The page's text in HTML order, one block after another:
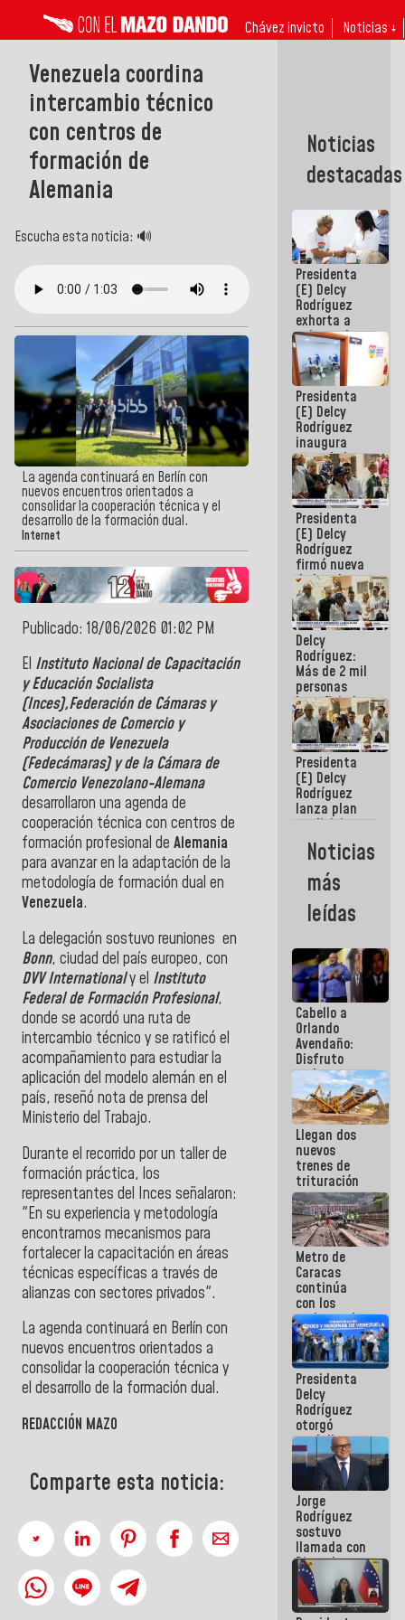
Chávez invicto Noticias ↓
Venezuela coordina
intercambio técnico
con centros de
formación de
Alemania
Escucha esta noticia: 🔊
La agenda continuará en Berlín con
nuevos encuentros orientados a
consolidar la cooperación técnica y el
desarrollo de la formación dual.
Internet
Publicado: 18/06/2026 01:02 PM
El Instituto Nacional de Capacitación
y Educación Socialista
(Inces),Federación de Cámaras y
Asociaciones de Comercio y
Producción de Venezuela
(Fedecámaras) y de la Cámara de
Comercio Venezolano-Alemana
desarrollaron una agenda de
cooperación técnica con centros de
formación profesional de Alemania
para avanzar en la adaptación de la
metodología de formación dual en
Venezuela.
La delegación sostuvo reuniones en
Bonn, ciudad del país europeo, con
DVV Internationaly el Instituto
Federal de Formación Profesional,
donde se acordó una ruta de
intercambio técnico y se ratificó el
acompañamiento para estudiar la
aplicación del modelo alemán en el
país, reseñó nota de prensa del
Ministerio del Trabajo.
Durante el recorrido por un taller de
formación práctica, los
representantes del Inces señalaron:
"En su experiencia y metodología
encontramos mecanismos para
fortalecer la capacitación en áreas
técnicas específicas a través de
alianzas con sectores privados".
La agenda continuará en Berlín con
nuevos encuentros orientados a
consolidar la cooperación técnica y
el desarrollo de la formación dual.
REDACCIÓN MAZO
Comparte esta noticia:
Noticias
destacadas
Presidenta
(E) Delcy
Rodríguez
exhorta a
gobernadores
y alcaldes a
edificar
casas para
abuelos
Presidenta
(E) Delcy
Rodríguez
inaugura
casa de los
Abuelos
Primavera
en Caracas
Presidenta
(E) Delcy
Rodríguez
firmó nueva
de Ley de
Arrendamiento
aprobada
por la AN
Delcy
Rodríguez:
Más de 2 mil
personas
beneficiadas
con planes
para
atención de
emergencia
sísmica en
la última
semana
Presidenta
(E) Delcy
Rodríguez
lanza plan
crediticio
con subsidio
a Juntas de
Condominio
Noticias
más
leídas
Cabello a
Orlando
Avendaño:
Disfruto
cada vez
que escribes
porque lo
que haces
es
embarrarla
Llegan dos
nuevos
trenes de
trituración
para
optimizar
manejo de
escombros
en La Guaira
Metro de
Caracas
continúa
con los
trabajos de
mantenimiento
e inspección
en la Línea 2
Presidenta
Delcy
Rodríguez
otorgó
medalla
"Héroe de
Venezuela"
a servidores
públicos
Jorge
Rodríguez
sostuvo
llamada con
Dinorah
Figuera y
acuerdan
primer